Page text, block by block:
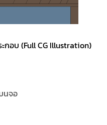
กอบ (Full CG Illustration)
นจอ